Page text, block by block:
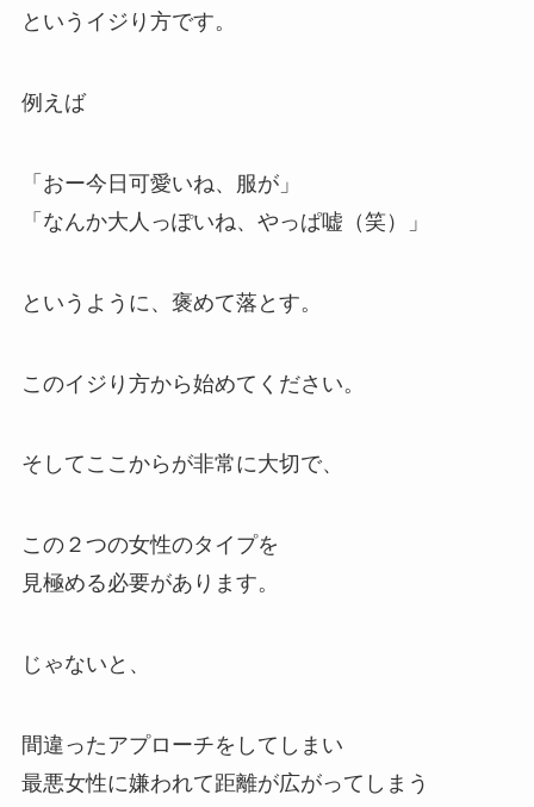
というイジり方です。
例えば
「おー今日可愛いね、服が」
「なんか大人っぽいね、やっぱ嘘（笑）」
というように、褒めて落とす。
このイジり方から始めてください。
そしてここからが非常に大切で、
この２つの女性のタイプを
見極める必要があります。
じゃないと、
間違ったアプローチをしてしまい
最悪女性に嫌われて距離が広がってしまう